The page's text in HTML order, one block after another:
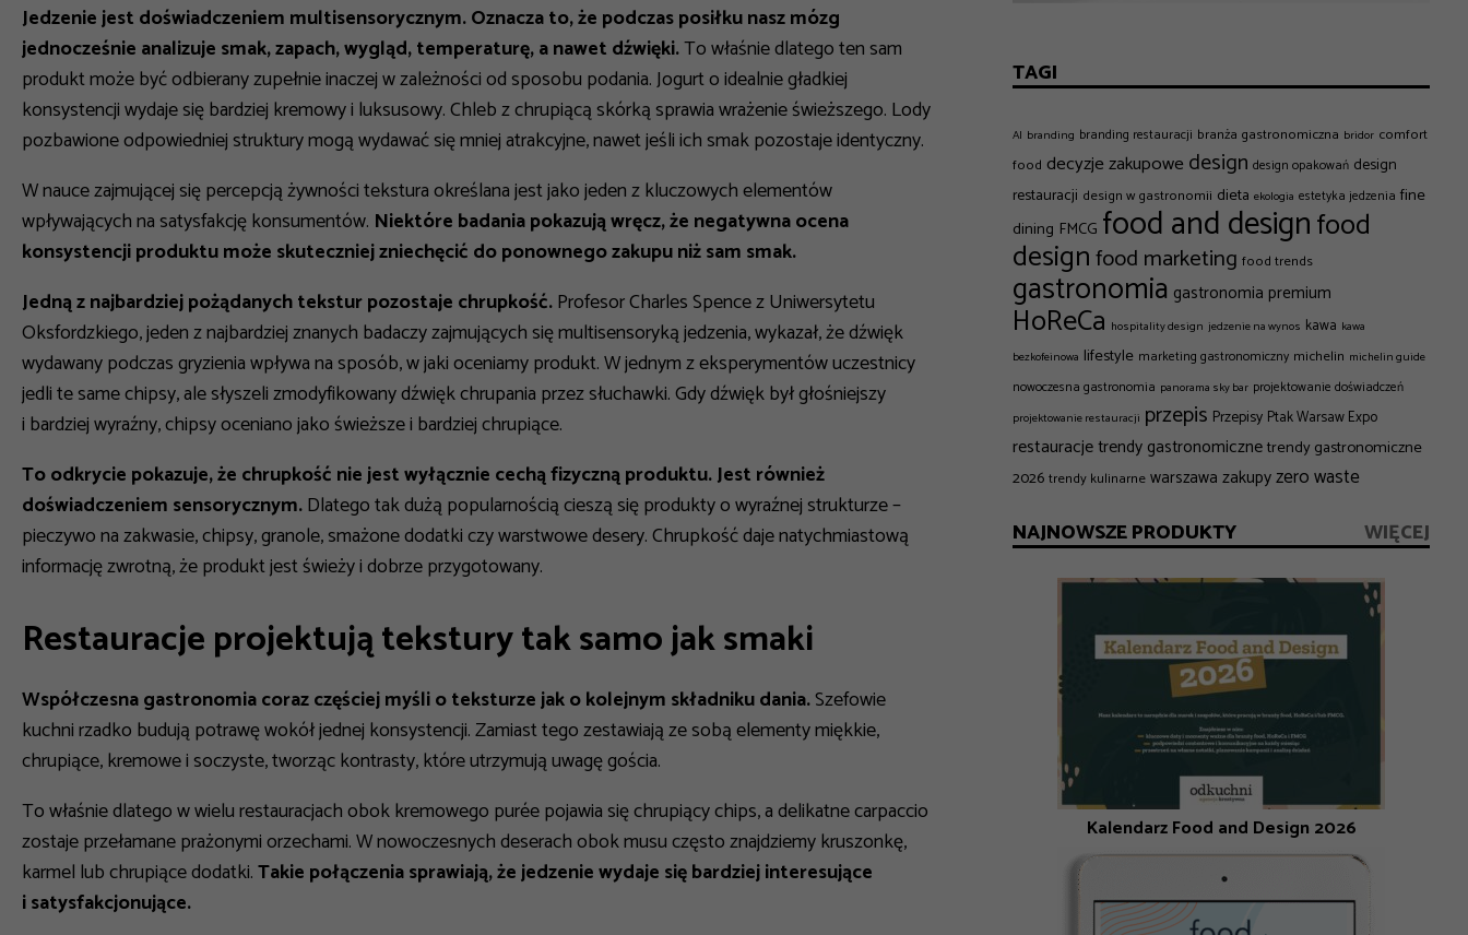
Jedzenie jest doświadczeniem multisensorycznym. Oznacza to, że podczas posiłku nasz mózg
jednocześnie analizuje smak, zapach, wygląd, temperaturę, a nawet dźwięki.To właśnie dlatego ten sam
produkt może być odbierany zupełnie inaczej w zależności od sposobu podania. Jogurt o idealnie gładkiej
konsystencji wydaje się bardziej kremowy i luksusowy. Chleb z chrupiącą skórką sprawia wrażenie świeższego. Lody
pozbawione odpowiedniej struktury mogą wydawać się mniej atrakcyjne, nawet jeśli ich smak pozostaje identyczny.
W nauce zajmującej się percepcją żywności tekstura określana jest jako jeden z kluczowych elementów
wpływających na satysfakcję konsumentów. Niektóre badania pokazują wręcz, że negatywna ocena
konsystencji produktu może skuteczniej zniechęcić do ponownego zakupu niż sam smak.
Jedną z najbardziej pożądanych tekstur pozostaje chrupkość.Profesor Charles Spence z Uniwersytetu
Oksfordzkiego, jeden z najbardziej znanych badaczy zajmujących się multisensoryką jedzenia, wykazał, że dźwięk
wydawany podczas gryzienia wpływa na sposób, w jaki oceniamy produkt. W jednym z eksperymentów uczestnicy
jedli te same chipsy, ale słyszeli zmodyfikowany dźwięk chrupania przez słuchawki. Gdy dźwięk był głośniejszy
i bardziej wyraźny, chipsy oceniano jako świeższe i bardziej chrupiące.
To odkrycie pokazuje, że chrupkość nie jest wyłącznie cechą fizyczną produktu. Jest również
doświadczeniem sensorycznym.Dlatego tak dużą popularnością cieszą się produkty o wyraźnej strukturze –
pieczywo na zakwasie, chipsy, granole, smażone dodatki czy warstwowe desery. Chrupkość daje natychmiastową
informację zwrotną, że produkt jest świeży i dobrze przygotowany.
Restauracje projektują tekstury tak samo jak smaki
Współczesna gastronomia coraz częściej myśli o teksturze jak o kolejnym składniku dania.Szefowie
kuchni rzadko budują potrawę wokół jednej konsystencji. Zamiast tego zestawiają ze sobą elementy miękkie,
chrupiące, kremowe i soczyste, tworząc kontrasty, które utrzymują uwagę gościa.
To właśnie dlatego w wielu restauracjach obok kremowego purée pojawia się chrupiący chips, a delikatne carpaccio
zostaje przełamane prażonymi orzechami. W nowoczesnych deserach obok musu często znajdziemy kruszonkę,
karmel lub chrupiące dodatki.Takie połączenia sprawiają, że jedzenie wydaje się bardziej interesujące
i satysfakcjonujące.
TAGI
AI branding branding restauracji branża gastronomiczna bridor comfort
food decyzje zakupowe design design opakowań design
restauracji design w gastronomii dieta ekologia estetyka jedzenia fine
dining FMCG food and designfood
designfood marketing food trends
gastronomia gastronomia premium
HoReCa hospitality design jedzenie na wynos kawa kawa
bezkofeinowa lifestyle marketing gastronomiczny michelin michelin guide
nowoczesna gastronomia panorama sky bar projektowanie doświadczeń
projektowanie restauracji przepis Przepisy Ptak Warsaw Expo
restauracjetrendy gastronomicznetrendy gastronomiczne
2026 trendy kulinarne warszawa zakupyzero waste
NAJNOWSZE PRODUKTY WIĘCEJ
Kalendarz Food and Design 2026